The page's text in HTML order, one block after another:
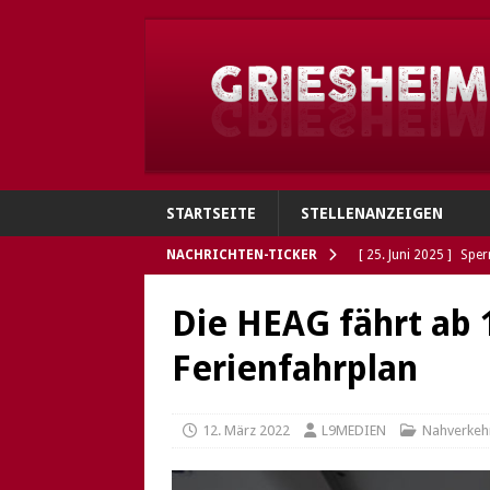
STARTSEITE STELLENANZEIGEN
NACHRICHTEN-TICKER [ 25. Juni 2025 ]
[ 4. Juni 2025 ]
[ 4. Juni 2025 ]
[ 5. Mai 2025 ]
Die HEAG fährt ab
Ferienfahrplan
12. März 2022 L9MEDIEN